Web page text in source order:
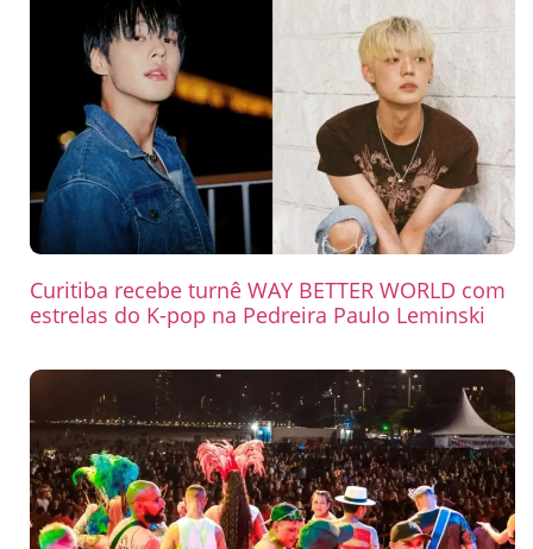
Curitiba recebe turnê WAY BETTER WORLD com
estrelas do K-pop na Pedreira Paulo Leminski